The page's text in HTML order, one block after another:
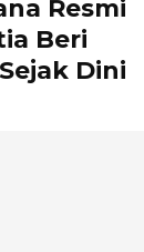
Resmi
Beri
Dini